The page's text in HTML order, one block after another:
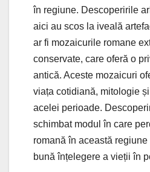
în regiune. Descoperirile
aici au scos la iveală
ar fi mozaicurile romane
conservate, care oferă o
antică. Aceste mozaicuri
viața cotidiană, mitologie
acelei perioade.
schimbat modul în care
romană în această
bună înțelegere a vieții în